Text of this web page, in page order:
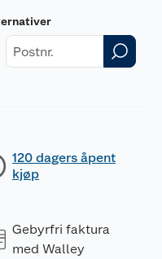
120 dagers åpent
kjøp
Gebyrfri faktura
med Walley